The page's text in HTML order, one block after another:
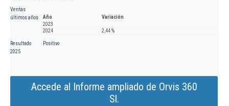
Ventas
últimos años
Año
Variación
2023
2024
2,44 %
Resultado
2025
Positivo
Accede al Informe ampliado de Orvis 360
Sl.